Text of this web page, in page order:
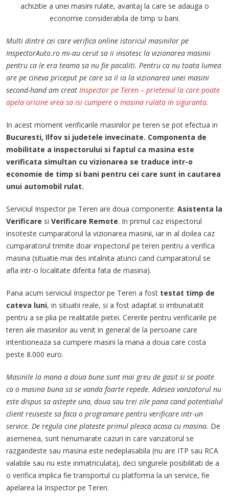
achizitie a unei masini rulate, avantaj la care se adauga o
economie considerabila de timp si bani.
Multi dintre cei care verifica online istoricul masinilor pe
InspectorAuto.ro mi-au cerut sa ii insotesc la vizionarea masinii
pentru ca le era teama sa nu fie pacaliti. Pentru ca nu toata lumea
are pe cineva priceput pe care sa il ia la vizionarea unei masini
second-hand am creat Inspector pe Teren – prietenul la care poate
apela oricine vrea sa isi cumpere o masina rulata in siguranta.
In acest moment verificarile masinilor pe teren se pot efectua in
Bucuresti, Ilfov si judetele invecinate. Componenta de
mobilitate a inspectorului si faptul ca masina este
verificata simultan cu vizionarea se traduce intr-o
economie de timp si bani pentru cei care sunt in cautarea
unui automobil rulat.
Serviciul Inspector pe Teren are doua componente: Asistenta la
Verificare si Verificare Remote. In primul caz inspectorul
insoteste cumparatorul la vizionarea masinii, iar in al doilea caz
cumparatorul trimite doar inspectorul pe teren pentru a verifica
masina (situatie mai des intalnita atunci cand cumparatorul se
afla intr-o localitate diferita fata de masina).
Pana acum serviciul Inspector pe Teren a fost testat timp de
cateva luni, in situatii reale, si a fost adaptat si imbunatatit
pentru a se plia pe realitatile pietei. Cererile pentru verificarile pe
teren ale masinilor au venit in general de la persoane care
intentioneaza sa cumpere masini la mana a doua care costa
peste 8.000 euro.
Masinile la mana a doua bune sunt mai greu de gasit si se poate
ca o masina buna sa se vanda foarte repede. Adesea vanzatorul nu
este dispus sa astepte una, doua sau trei zile pana cand potentialul
client reuseste sa faca o programare pentru verificare intr-un
service. De regula cine plateste primul pleaca acasa cu masina. De
asemenea, sunt nenumarate cazuri in care vanzatorul se
razgandeste sau masina este nedeplasabila (nu are ITP sau RCA
valabile sau nu este inmatriculata), deci singurele posibilitati de a
o verifica implica fie transportul cu platforma la un service, fie
apelarea la Inspector pe Teren.